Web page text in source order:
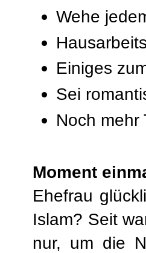
Wehe
Einiges
Sei
Noch mehr
Moment
Ehefrau
Islam? Seit
nur, um die